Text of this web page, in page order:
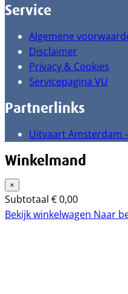
Service
Algemene
Disclaimer
Privacy & Cookies
Servicepagina VU
Partnerlinks
Uitvaart Amsterdam
Winkelmand
×
Subtotaal €0,00
Bekijk winkelwagen Naar